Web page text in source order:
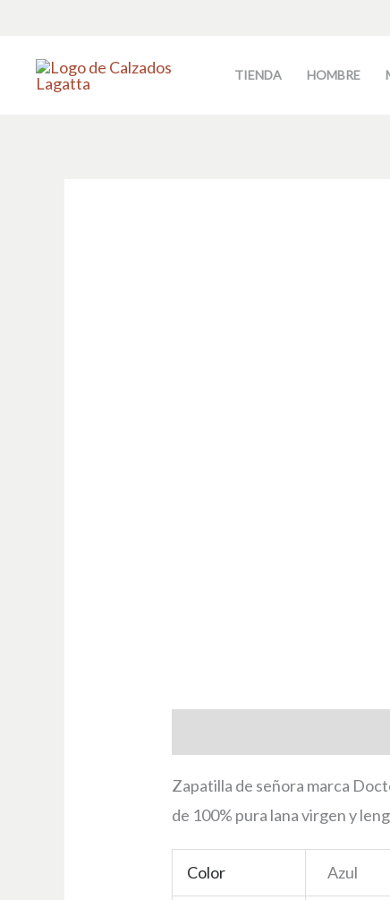
contenido
TIENDA HOMBRE
Zapatilla de señora marca
de 100% pura lana virgen y
Color Azul